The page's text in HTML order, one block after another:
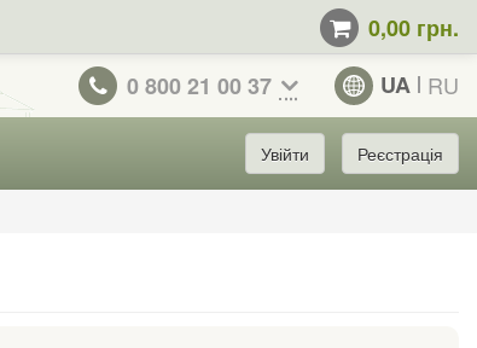
0,00 грн.
0 800 21 00 37 UA RU
Увійти Реєстрація